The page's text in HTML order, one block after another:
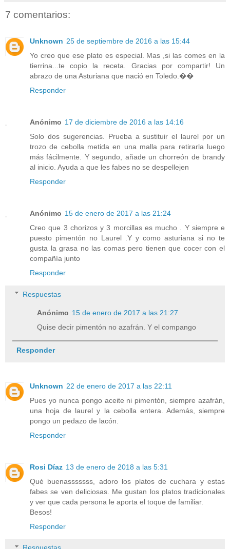
7 comentarios:
Unknown 25 de septiembre de 2016 a las 15:44
Yo creo que ese plato es especial. Mas ,si las comes en la
tierrina...te copio la receta. Gracias por compartir! Un
abrazo de una Asturiana que nació en Toledo.��
Responder
Anónimo 17 de diciembre de 2016 a las 14:16
Solo dos sugerencias. Prueba a sustituir el laurel por un
trozo de cebolla metida en una malla para retirarla luego
más fácilmente. Y segundo, añade un chorreón de brandy
al inicio. Ayuda a que les fabes no se despellejen
Responder
Anónimo 15 de enero de 2017 a las 21:24
Creo que 3 chorizos y 3 morcillas es mucho . Y siempre e
puesto pimentón no Laurel .Y y como asturiana si no te
gusta la grasa no las comas pero tienen que cocer con el
compañía junto
Responder
Respuestas
Anónimo 15 de enero de 2017 a las 21:27
Quise decir pimentón no azafrán. Y el compango
Responder
Unknown 22 de enero de 2017 a las 22:11
Pues yo nunca pongo aceite ni pimentón, siempre azafrán,
una hoja de laurel y la cebolla entera. Además, siempre
pongo un pedazo de lacón.
Responder
Rosi Díaz 13 de enero de 2018 a las 5:31
Qué buenasssssss, adoro los platos de cuchara y estas
fabes se ven deliciosas. Me gustan los platos tradicionales
y ver que cada persona le aporta el toque de familiar.
Besos!
Responder